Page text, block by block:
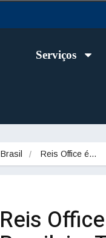
Serviços
Brasil Reis Office é…
Reis